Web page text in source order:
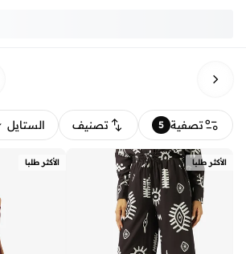
تصفية 5 تصنيف الستايل
الأكثر طلبا الأكثر طلبا